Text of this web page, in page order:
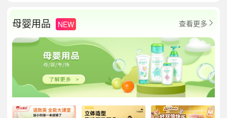
母婴用品 NEW 查看更多 